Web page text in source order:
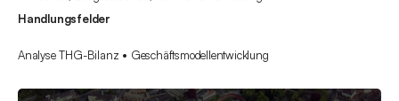
Handlungsfelder
Analyse THG-Bilanz • Geschäftsmodellentwicklung